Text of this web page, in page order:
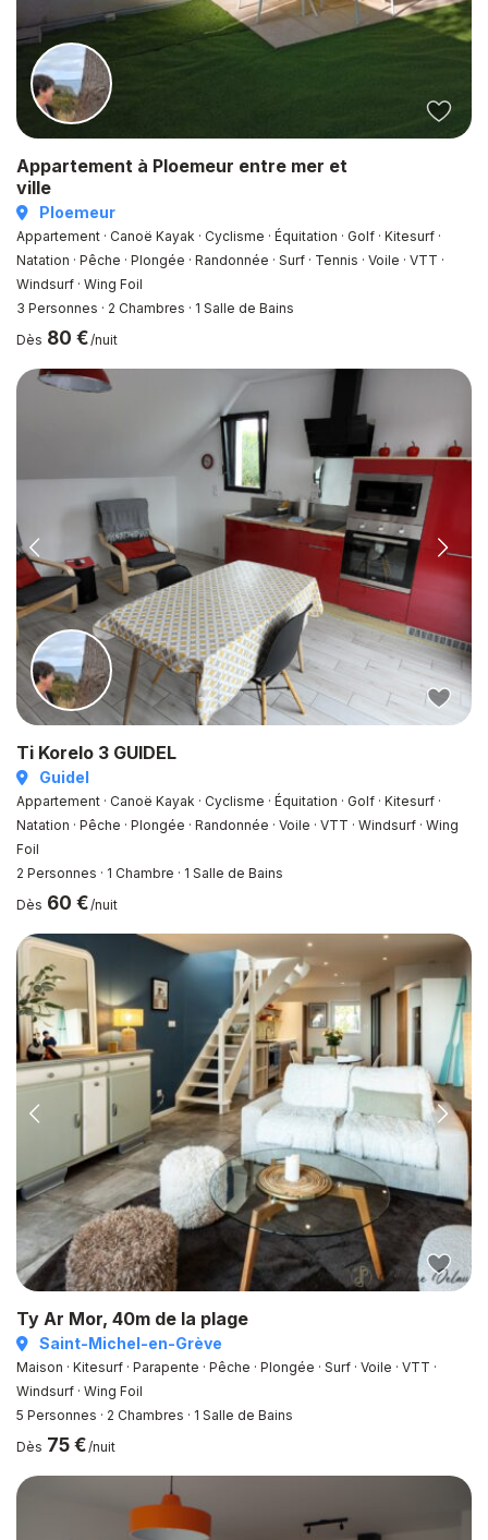
Appartement à Ploemeur entre mer et
ville
Ploemeur
Appartement · Canoë Kayak · Cyclisme · Équitation · Golf · Kitesurf ·
Natation · Pêche · Plongée · Randonnée · Surf · Tennis · Voile · VTT ·
Windsurf · Wing Foil
3 Personnes · 2 Chambres · 1 Salle de Bains
Dès 80 €/nuit
Ti Korelo 3 GUIDEL
Guidel
Appartement · Canoë Kayak · Cyclisme · Équitation · Golf · Kitesurf ·
Natation · Pêche · Plongée · Randonnée · Voile · VTT · Windsurf · Wing
Foil
2 Personnes · 1 Chambre · 1 Salle de Bains
Dès 60 €/nuit
Ty Ar Mor, 40m de la plage
Saint-Michel-en-Grève
Maison · Kitesurf · Parapente · Pêche · Plongée · Surf · Voile · VTT ·
Windsurf · Wing Foil
5 Personnes · 2 Chambres · 1 Salle de Bains
Dès 75 €/nuit